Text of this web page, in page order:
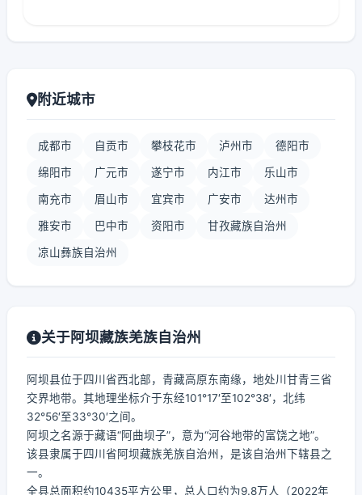
附近城市
成都市 自贡市 攀枝花市 泸州市 德阳市
绵阳市 广元市 遂宁市 内江市 乐山市
南充市 眉山市 宜宾市 广安市 达州市
雅安市 巴中市 资阳市 甘孜藏族自治州
凉山彝族自治州
关于阿坝藏族羌族自治州
阿坝县位于四川省西北部，青藏高原东南缘，地处川甘青三省
交界地带。其地理坐标介于东经101°17′至102°38′，北纬
32°56′至33°30′之间。
阿坝之名源于藏语“阿曲坝子”，意为“河谷地带的富饶之地”。
该县隶属于四川省阿坝藏族羌族自治州，是该自治州下辖县之
一。
全县总面积约10435平方公里，总人口约为9.8万人（2022年